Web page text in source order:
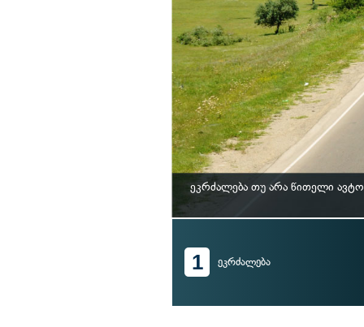
ეკრძალება თუ არა წითელი
1 ეკრძალება